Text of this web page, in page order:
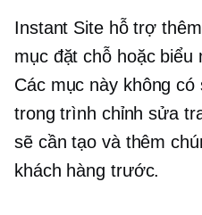
Instant Site hỗ trợ
mục đặt chỗ hoặc biểu
Các mục này không có
trong trình chỉnh sửa
sẽ cần tạo và thêm
khách hàng trước.